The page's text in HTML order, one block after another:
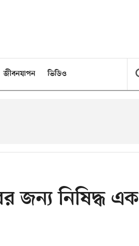
জীবনযাপন ভিডিও
জন্য নিষিদ্ধ এক